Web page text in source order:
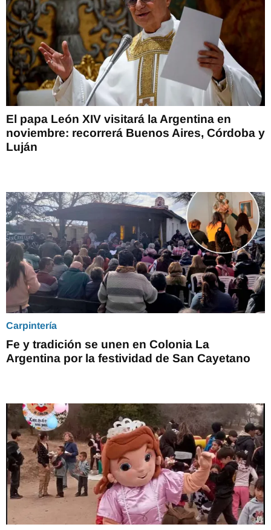
El papa León XIV visitará la Argentina en
noviembre: recorrerá Buenos Aires, Córdoba y
Luján
Carpintería
Fe y tradición se unen en Colonia La
Argentina por la festividad de San Cayetano